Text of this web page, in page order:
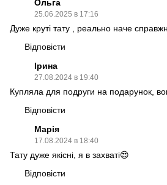
Ольга
25.06.2025 в 17:16
Дуже круті тату , реально наче
Відповісти
Ірина
27.08.2024 в 19:40
Купляла для подруги на подарунок,
Відповісти
Марія
17.08.2024 в 18:40
Тату дуже якісні, я в захваті😍
Відповісти